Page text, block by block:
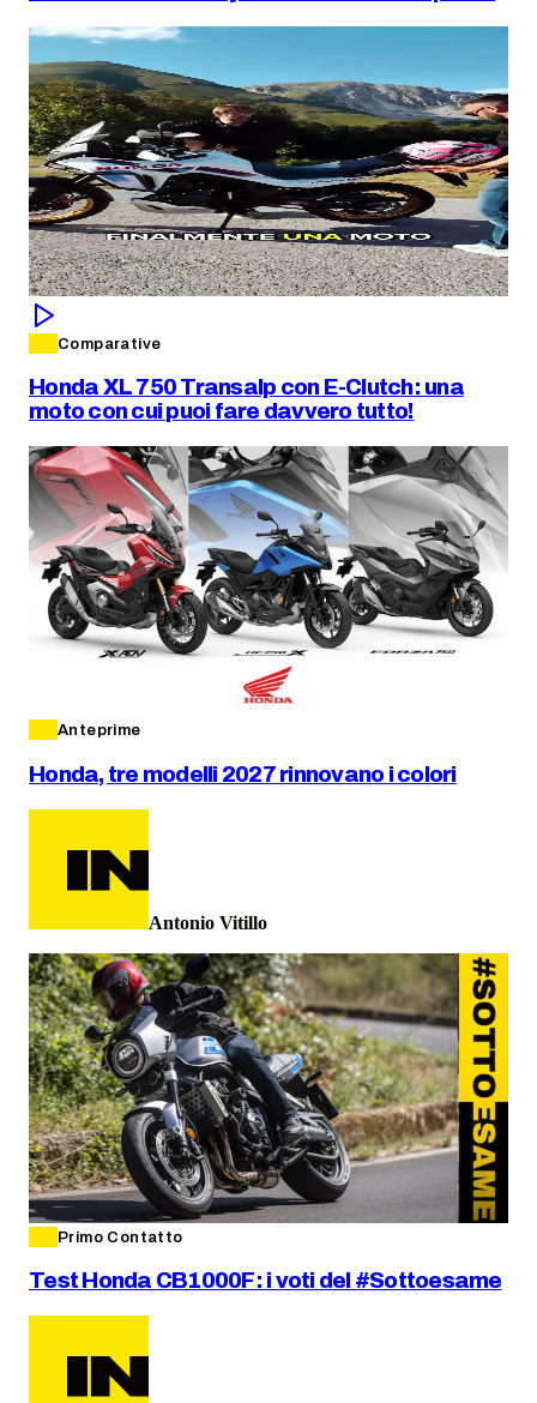
Comparative
Honda XL 750 Transalp con E-Clutch: una
moto con cui puoi fare davvero tutto!
Anteprime
Honda, tre modelli 2027 rinnovano i colori
Antonio Vitillo
Primo Contatto
Test Honda CB1000F: i voti del #Sottoesame